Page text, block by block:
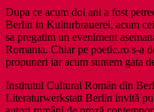
Dupa ce acum doi ani a fost
Berlin in Kulturbrauerei, acum
sa pregatim un eveniment
Romania. Chiar pe poetic.ro s-a
propuneri iar acum suntem gata
Institutul Cultural Român din
Literaturwerkstatt Berlin invită